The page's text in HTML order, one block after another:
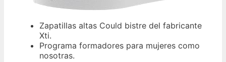
Zapatillas altas Could bistre del fabricante
Xti.
Programa formadores para mujeres como
nosotras.